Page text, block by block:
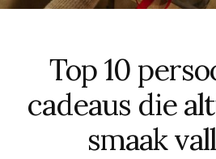
Top 10
cadeaus die
smaak